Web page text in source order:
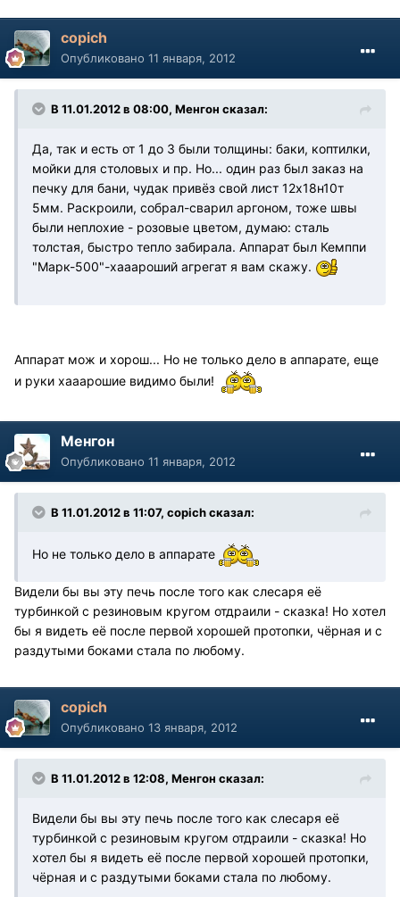
copich
Опубликовано 11 января, 2012
В 11.01.2012 в 08:00, Менгон сказал:
Да, так и есть от 1 до 3 были толщины: баки, коптилки,
мойки для столовых и пр. Но... один раз был заказ на
печку для бани, чудак привёз свой лист 12х18н10т
5мм. Раскроили, собрал-сварил аргоном, тоже швы
были неплохие - розовые цветом, думаю: сталь
толстая, быстро тепло забирала. Аппарат был Кемппи
"Марк-500"-хааароший агрегат я вам скажу.
Аппарат мож и хорош... Но не только дело в аппарате, еще
и руки хааарошие видимо были!
Менгон
Опубликовано 11 января, 2012
В 11.01.2012 в 11:07, copich сказал:
Но не только дело в аппарате
Видели бы вы эту печь после того как слесаря её
турбинкой с резиновым кругом отдраили - сказка! Но хотел
бы я видеть её после первой хорошей протопки, чёрная и с
раздутыми боками стала по любому.
copich
Опубликовано 13 января, 2012
В 11.01.2012 в 12:08, Менгон сказал:
Видели бы вы эту печь после того как слесаря её
турбинкой с резиновым кругом отдраили - сказка! Но
хотел бы я видеть её после первой хорошей протопки,
чёрная и с раздутыми боками стала по любому.